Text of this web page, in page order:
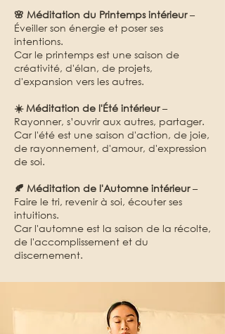
🌸 Méditation du Printemps intérieur–
Éveiller son énergie et poser ses
intentions.
Car le printemps est une saison de
créativité, d'élan, de projets,
d'expansion vers les autres.
☀️ Méditation de l'Été intérieur–
Rayonner, s’ouvrir aux autres, partager.
Car l'été est une saison d'action, de joie,
de rayonnement, d'amour, d'expression
de soi.
🍂 Méditation de l'Automne intérieur–
Faire le tri, revenir à soi, écouter ses
intuitions.
Car l'automne est la saison de la récolte,
de l'accomplissement et du
discernement.